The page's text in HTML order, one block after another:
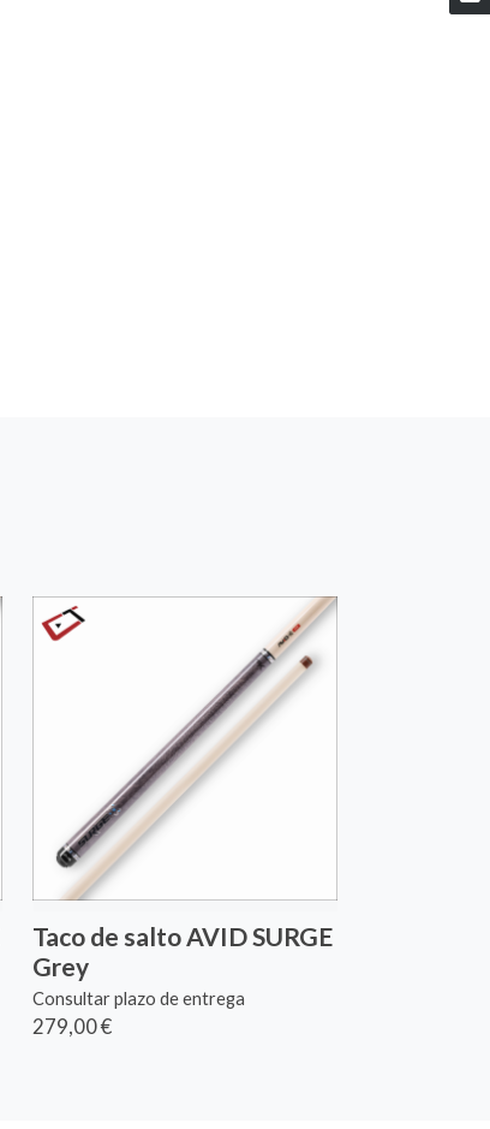
Taco de salto AVID SURGE
Grey
Consultar plazo de entrega
279,00 €